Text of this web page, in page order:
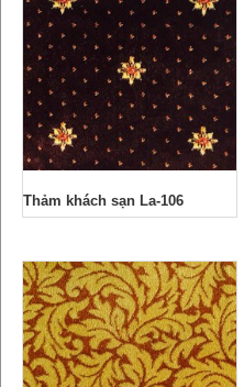
Thảm khách sạn La-106